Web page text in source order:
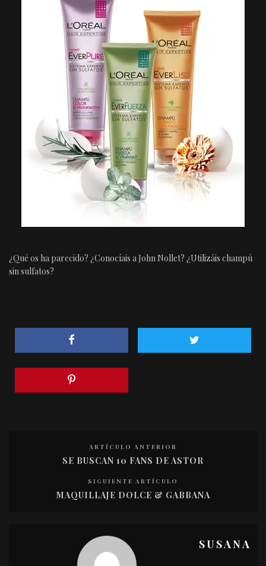
¿Qué os ha parecido? ¿Conocíais a John Nollet? ¿Utilizáis champú
sin sulfatos?
ARTÍCULO ANTERIOR
SE BUSCAN 10 FANS DE ASTOR
SIGUIENTE ARTÍCULO
MAQUILLAJE DOLCE & GABBANA
SUSANA